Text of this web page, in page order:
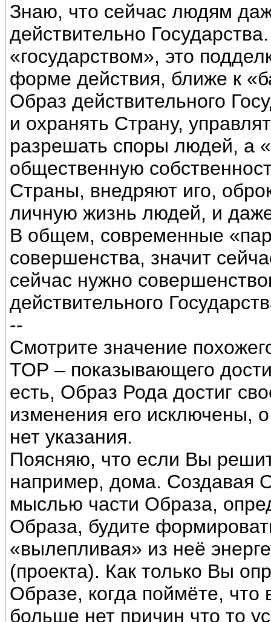
Знаю, что сейчас людям
действительно
«государством», это
форме действия, ближе к
Образ действительного
и охранять Страну,
разрешать споры людей, а
общественную
Страны, внедряют иго,
личную жизнь людей, и
В общем, современные
совершенства, значит
сейчас нужно
действительного
--
Смотрите значение
ТОР – показывающего
есть, Образ Рода достиг
изменения его исключены,
нет указания.
Поясняю, что если Вы
например, дома. Создавая
мыслью части Образа,
Образа, будите
«вылепливая» из неё
(проекта). Как только Вы
Образе, когда поймёте, что
больше нет причин что то